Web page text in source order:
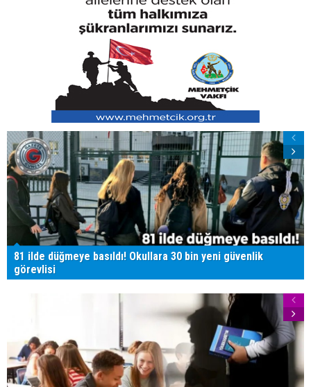
81 ilde düğmeye basıldı! Okullara 30 bin yeni güvenlik
görevlisi